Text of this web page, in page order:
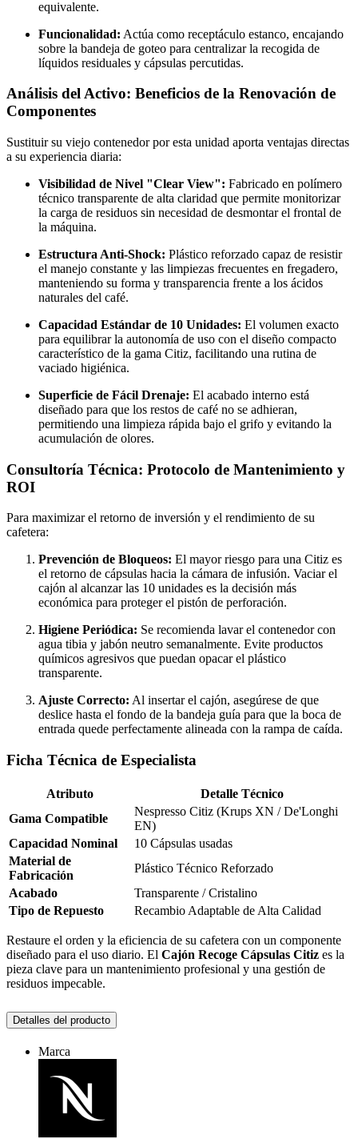
equivalente.
Funcionalidad: Actúa como receptáculo estanco, encajando
sobre la bandeja de goteo para centralizar la recogida de
líquidos residuales y cápsulas percutidas.
Análisis del Activo: Beneficios de la Renovación de
Componentes
Sustituir su viejo contenedor por esta unidad aporta ventajas directas
a su experiencia diaria:
Visibilidad de Nivel "Clear View": Fabricado en polímero
técnico transparente de alta claridad que permite monitorizar
la carga de residuos sin necesidad de desmontar el frontal de
la máquina.
Estructura Anti-Shock: Plástico reforzado capaz de resistir
el manejo constante y las limpiezas frecuentes en fregadero,
manteniendo su forma y transparencia frente a los ácidos
naturales del café.
Capacidad Estándar de 10 Unidades: El volumen exacto
para equilibrar la autonomía de uso con el diseño compacto
característico de la gama Citiz, facilitando una rutina de
vaciado higiénica.
Superficie de Fácil Drenaje: El acabado interno está
diseñado para que los restos de café no se adhieran,
permitiendo una limpieza rápida bajo el grifo y evitando la
acumulación de olores.
Consultoría Técnica: Protocolo de Mantenimiento y
ROI
Para maximizar el retorno de inversión y el rendimiento de su
cafetera:
Prevención de Bloqueos: El mayor riesgo para una Citiz es
el retorno de cápsulas hacia la cámara de infusión. Vaciar el
cajón al alcanzar las 10 unidades es la decisión más
económica para proteger el pistón de perforación.
Higiene Periódica: Se recomienda lavar el contenedor con
agua tibia y jabón neutro semanalmente. Evite productos
químicos agresivos que puedan opacar el plástico
transparente.
Ajuste Correcto: Al insertar el cajón, asegúrese de que
deslice hasta el fondo de la bandeja guía para que la boca de
entrada quede perfectamente alineada con la rampa de caída.
Ficha Técnica de Especialista
Atributo
Detalle Técnico
Gama Compatible
Nespresso Citiz (Krups XN / De'Longhi
EN)
Capacidad Nominal
10 Cápsulas usadas
Material de
Fabricación
Plástico Técnico Reforzado
Acabado
Transparente / Cristalino
Tipo de Repuesto
Recambio Adaptable de Alta Calidad
Restaure el orden y la eficiencia de su cafetera con un componente
diseñado para el uso diario. El Cajón Recoge Cápsulas Citiz es la
pieza clave para un mantenimiento profesional y una gestión de
residuos impecable.
Detalles del producto
Marca